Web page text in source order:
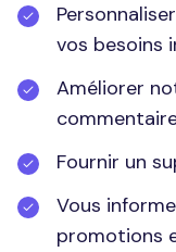
vos besoins
Améliorer
Fournir un
Vous
promotions